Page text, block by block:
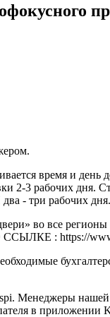
время и день
2-3 рабочих
- три рабочих дня.
во все регионы
: https://
Менеджеры
в приложении